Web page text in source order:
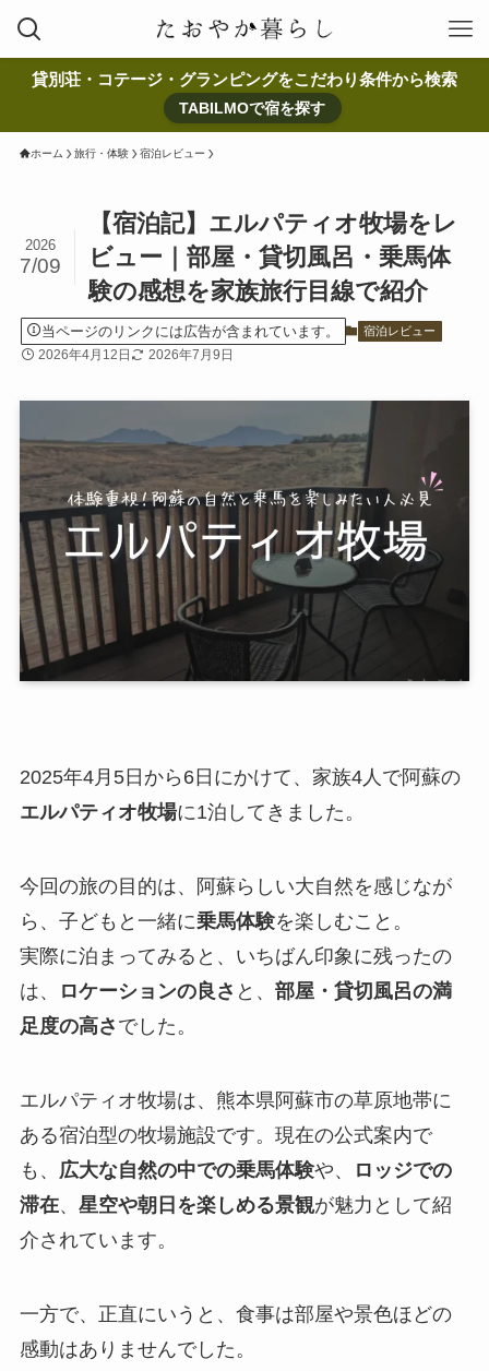
貸別荘・コテージ・グランピングをこだわり条件から検索
TABILMOで宿を探す
ホーム 旅行・体験 宿泊レビュー
【宿泊記】エルパティオ牧場をレ
ビュー｜部屋・貸切風呂・乗馬体
験の感想を家族旅行目線で紹介
2026
7/09
当ページのリンクには広告が含まれています。 宿泊レビュー
2026年4月12日 2026年7月9日
2025年4月5日から6日にかけて、家族4人で阿蘇の
エルパティオ牧場に1泊してきました。
今回の旅の目的は、阿蘇らしい大自然を感じなが
ら、子どもと一緒に乗馬体験を楽しむこと。
実際に泊まってみると、いちばん印象に残ったの
は、
ロケーションの良さ と、 部屋・貸切風呂の満
足度の高さ でした。
エルパティオ牧場は、熊本県阿蘇市の草原地帯に
ある宿泊型の牧場施設です。現在の公式案内で
も、
広大な自然の中での乗馬体験や、
ロッジでの
滞在、 星空や朝日を楽しめる景観が魅力として紹
介されています。
一方で、正直にいうと、食事は部屋や景色ほどの
感動はありませんでした。